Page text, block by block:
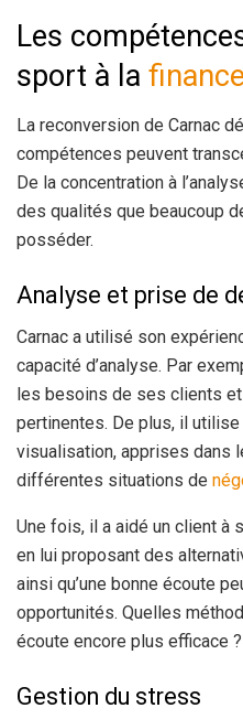
Les
sport à la finance
La reconversion de Carnac
compétences peuvent
De la concentration à
des qualités que beaucoup
posséder.
Analyse et prise de
Carnac a utilisé son
capacité d’analyse. Par
les besoins de ses clients
pertinentes. De plus, il
visualisation, apprises dans
différentes situations de
Une fois, il a aidé un client à
en lui proposant des
ainsi qu’une bonne écoute
opportunités. Quelles
écoute encore plus efficace ?
Gestion du stress